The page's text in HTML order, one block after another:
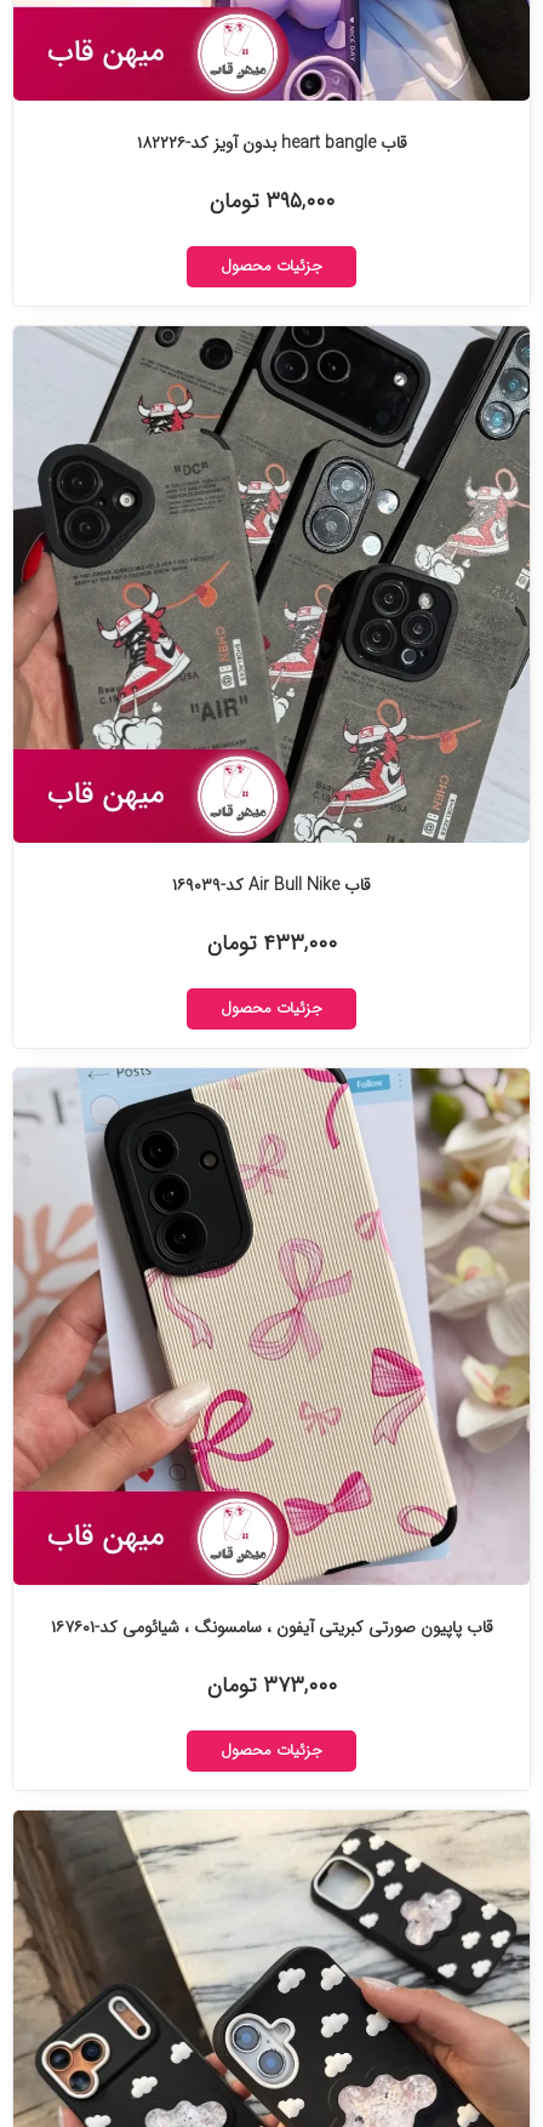
قاب heart bangle بدون آویز کد-۱۸۲۲۲۶
۳۹۵,۰۰۰ تومان
جزئیات محصول
قاب Air Bull Nike کد-۱۶۹۰۳۹
۴۳۳,۰۰۰ تومان
جزئیات محصول
قاب پاپیون صورتی کبریتی آیفون ، سامسونگ ، شیائومی کد-۱۶۷۶۰۱
۳۷۳,۰۰۰ تومان
جزئیات محصول